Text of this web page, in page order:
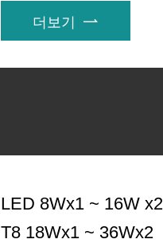
더보기 
LED 8Wx1 ~ 16W x2
T8 18Wx1 ~ 36Wx2